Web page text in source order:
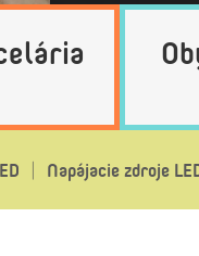
Napájacie zdroje